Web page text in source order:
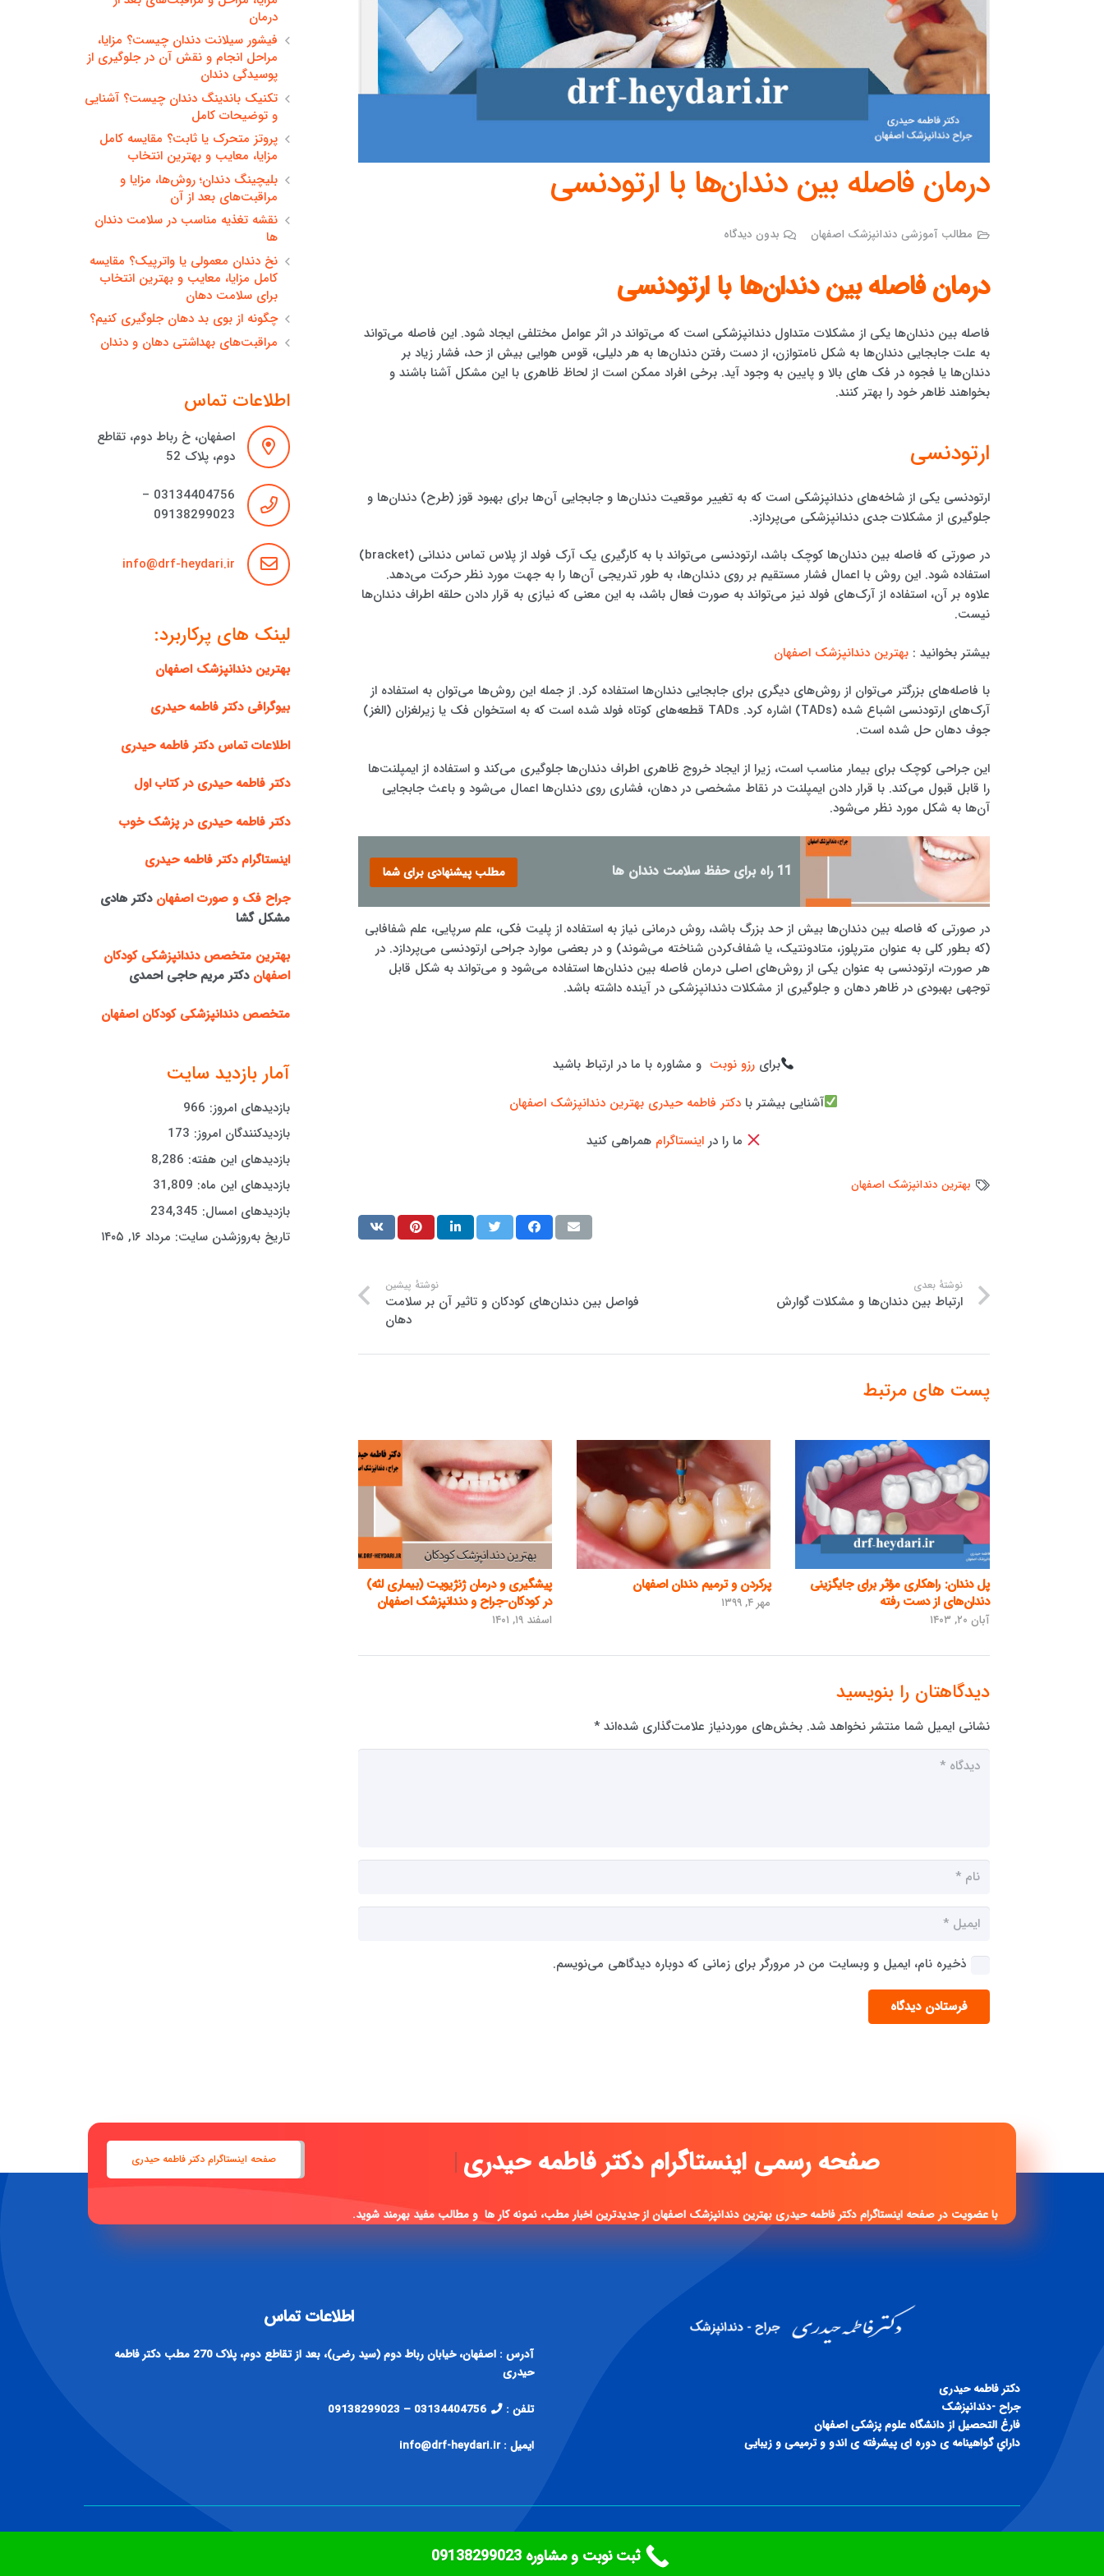
درمان فاصله بین دندان‌ها با ارتودنسی
مطالب آموزشی دندانپزشک اصفهان بدون دیدگاه
درمان فاصله بین دندان‌ها با ارتودنسی
فاصله بین دندان‌ها یکی از مشکلات متداول دندانپزشکی است که می‌تواند در اثر عوامل مختلفی ایجاد شود. این فاصله می‌تواند
به علت جابجایی دندان‌ها به شکل نامتوازن، از دست رفتن دندان‌ها به هر دلیلی، قوس هوایی بیش از حد، فشار زیاد بر
دندان‌ها یا فجوه در فک های بالا و پایین به وجود آید. برخی افراد ممکن است از لحاظ ظاهری با این مشکل آشنا باشند و
بخواهند ظاهر خود را بهتر کنند.
ارتودنسی
ارتودنسی یکی از شاخه‌های دندانپزشکی است که به تغییر موقعیت دندان‌ها و جابجایی آن‌ها برای بهبود قوز (طرح) دندان‌ها و
جلوگیری از مشکلات جدی دندانپزشکی می‌پردازد.
در صورتی که فاصله بین دندان‌ها کوچک باشد، ارتودنسی می‌تواند با به کارگیری یک آرک فولد از پلاس تماس دندانی (bracket)
استفاده شود. این روش با اعمال فشار مستقیم بر روی دندان‌ها، به طور تدریجی آن‌ها را به جهت مورد نظر حرکت می‌دهد.
علاوه بر آن، استفاده از آرک‌های فولد نیز می‌تواند به صورت فعال باشد، به این معنی که نیازی به قرار دادن حلقه اطراف دندان‌ها
نیست.
بیشتر بخوانید : بهترین دندانپزشک اصفهان
با فاصله‌های بزرگتر می‌توان از روش‌های دیگری برای جابجایی دندان‌ها استفاده کرد. از جمله این روش‌ها می‌توان به استفاده از
آرک‌های ارتودنسی اشباع شده (TADs) اشاره کرد. TADs قطعه‌های کوتاه فولد شده است که به استخوان فک یا زیرلغزان (الغز)
جوف دهان حل شده است.
این جراحی کوچک برای بیمار مناسب است، زیرا از ایجاد خروج ظاهری اطراف دندان‌ها جلوگیری می‌کند و استفاده از ایمپلنت‌ها
را قابل قبول می‌کند. با قرار دادن ایمپلنت در نقاط مشخصی در دهان، فشاری روی دندان‌ها اعمال می‌شود و باعث جابجایی
آن‌ها به شکل مورد نظر می‌شود.
11 راه برای حفظ سلامت دندان ها مطلب پیشنهادی برای شما
در صورتی که فاصله بین دندان‌ها بیش از حد بزرگ باشد، روش درمانی نیاز به استفاده از پلیت فکی، علم سرپایی، علم شفافابی
(که بطور کلی به عنوان مترپلوز، متادونتیک، یا شفاف‌کردن شناخته می‌شوند) و در بعضی موارد جراحی ارتودنسی می‌پردازد. در
هر صورت، ارتودنسی به عنوان یکی از روش‌های اصلی درمان فاصله بین دندان‌ها استفاده می‌شود و می‌تواند به شکل قابل
توجهی بهبودی در ظاهر دهان و جلوگیری از مشکلات دندانپزشکی در آینده داشته باشد.
برای رزو نوبت و مشاوره با ما در ارتباط باشید
آشنایی بیشتر با دکتر فاطمه حیدری بهترین دندانپزشک اصفهان
ما را در اینستاگرام همراهی کنید
بهترین دندانپزشک اصفهان
نوشتهٔ پیشین
فواصل بین دندان‌های کودکان و تاثیر آن بر سلامت
دهان
نوشتهٔ بعدی
ارتباط بین دندان‌ها و مشکلات گوارش
پست های مرتبط
پل دندان: راهکاری مؤثر برای جایگزینی
دندان‌های از دست رفته
آبان ۲۰, ۱۴۰۳
پرکردن و ترمیم دندان اصفهان
مهر ۴, ۱۳۹۹
پیشگیری و درمان ژنژیویت (بیماری لثه)
در کودکان-جراح و دندانپزشک اصفهان
اسفند ۱۹, ۱۴۰۱
دیدگاهتان را بنویسید
نشانی ایمیل شما منتشر نخواهد شد. بخش‌های موردنیاز علامت‌گذاری شده‌اند*
ذخیره نام، ایمیل و وبسایت من در مرورگر برای زمانی که دوباره دیدگاهی می‌نویسم.
فرستادن دیدگاه
درمان
فیشور سیلانت دندان چیست؟ مزایا،
مراحل انجام و نقش آن در جلوگیری از
پوسیدگی دندان
تکنیک باندینگ دندان چیست؟ آشنایی
و توضیحات کامل
پروتز متحرک یا ثابت؟ مقایسه کامل
مزایا، معایب و بهترین انتخاب
بلیچینگ دندان؛ روش‌ها، مزایا و
مراقبت‌های بعد از آن
نقشه تغذیه مناسب در سلامت دندان
ها
نخ دندان معمولی یا واترپیک؟ مقایسه
کامل مزایا، معایب و بهترین انتخاب
برای سلامت دهان
چگونه از بوی بد دهان جلوگیری کنیم؟
مراقبت‌های بهداشتی دهان و دندان
اطلاعات تماس
اصفهان، خ رباط دوم، تقاطع
دوم، پلاک 52
03134404756 –
09138299023
info@drf-heydari.ir
لینک های پرکاربرد:
بهترین دندانپزشک اصفهان
بیوگرافی دکتر فاطمه حیدری
اطلاعات تماس دکتر فاطمه حیدری
دکتر فاطمه حیدری در کتاب اول
دکتر فاطمه حیدری در پزشک خوب
اینستاگرام دکتر فاطمه حیدری
جراح فک و صورت اصفهان دکتر هادی
مشکل گشا
بهترین متخصص دندانپزشکی کودکان
اصفهان دکتر مریم حاجی احمدی
متخصص دندانپزشکی کودکان اصفهان
آمار بازدید سایت
بازدیدهای امروز: 966
بازدیدکنندگان امروز: 173
بازدیدهای این هفته: 8,286
بازدیدهای این ماه: 31,809
بازدیدهای امسال: 234,345
تاریخ به‌روزشدن سایت: مرداد ۱۶, ۱۴۰۵
صفحه رسمی اینس|
با عضویت در صفحه اینستاگرام دکتر فاطمه حیدری بهترین دندانپزشک اصفهان از جدیدترین اخبار مطب، نمونه کار ها و مطالب مفید بهرمند شوید.
صفحه اینستاگرام دکتر فاطمه حیدری
دكتر فاطمه حيدری
جراح -دندانپزشک
فارغ التحصيل از دانشگاه علوم پزشكی اصفهان
داراي گواهينامه ی دوره ای پيشرفته ی اندو و ترميمی و زيبايی
اطلاعات تماس
آدرس : اصفهان، خیابان رباط دوم (سید رضی)، بعد از تقاطع دوم، پلاک 270 مطب دکتر فاطمه
حیدری
تلفن : 03134404756 – 09138299023
ایمیل : info@drf-heydari.ir
ثبت نوبت و مشاوره ‎09138299023